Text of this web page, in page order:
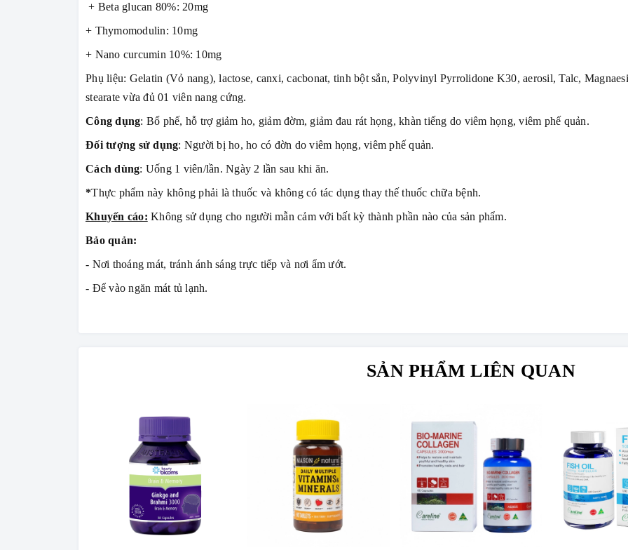
+ Beta glucan 80%: 20mg
+ Thymomodulin: 10mg
+ Nano curcumin 10%: 10mg
Phụ liệu: Gelatin (Vỏ nang), lactose, canxi, cacbonat, tinh bột sắn, Polyvinyl Pyrrolidone K30, aerosil, Talc, Magnaesi
stearate vừa đủ 01 viên nang cứng.
Công dụng: Bổ phế, hỗ trợ giảm ho, giảm đờm, giảm đau rát họng, khàn tiếng do viêm họng, viêm phế quản.
Đối tượng sử dụng: Người bị ho, ho có đờn do viêm họng, viêm phế quản.
Cách dùng: Uống 1 viên/lần. Ngày 2 lần sau khi ăn.
*Thực phẩm này không phải là thuốc và không có tác dụng thay thế thuốc chữa bệnh.
Khuyến cáo: Không sử dụng cho người mẫn cảm với bất kỳ thành phần nào của sản phẩm.
Bảo quản:
- Nơi thoáng mát, tránh ánh sáng trực tiếp và nơi ẩm ướt.
- Để vào ngăn mát tủ lạnh.
SẢN PHẨM LIÊN QUAN